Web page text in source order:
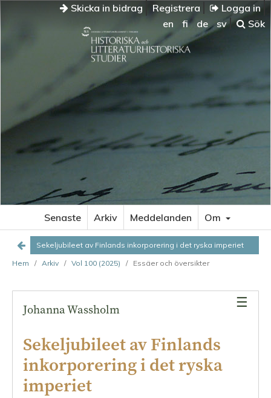
Skicka in bidrag Registrera
Logga in
en
fi de sv Sök
Senaste Arkiv Meddelanden Om
Sekeljubileet av Finlands inkorporering i det ryska imperiet
Hem
/ Arkiv / Vol 100 (2025) / Essäer och översikter
SEKELJUBILEET
FINLANDS
INKORPORERING
DET
RYSKA
IMPERIET
Minnen
konflikt
–
garanterade
grundlagar
eller
villkorslöst
Ett
undanträngt
minne
–
sekeljubileet
av
☰
Johanna Wassholm
Sekeljubileet av Finlands
inkorporering i det ryska
imperiet